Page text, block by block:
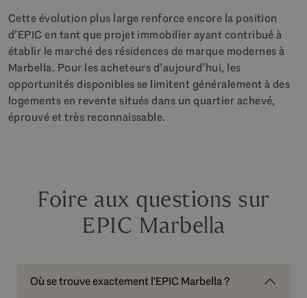
Cette évolution plus large renforce encore la position
d’EPIC en tant que projet immobilier ayant contribué à
établir le marché des résidences de marque modernes à
Marbella. Pour les acheteurs d’aujourd’hui, les
opportunités disponibles se limitent généralement à des
logements en revente situés dans un quartier achevé,
éprouvé et très reconnaissable.
Foire aux questions sur
EPIC Marbella
Où se trouve exactement l'EPIC Marbella ?